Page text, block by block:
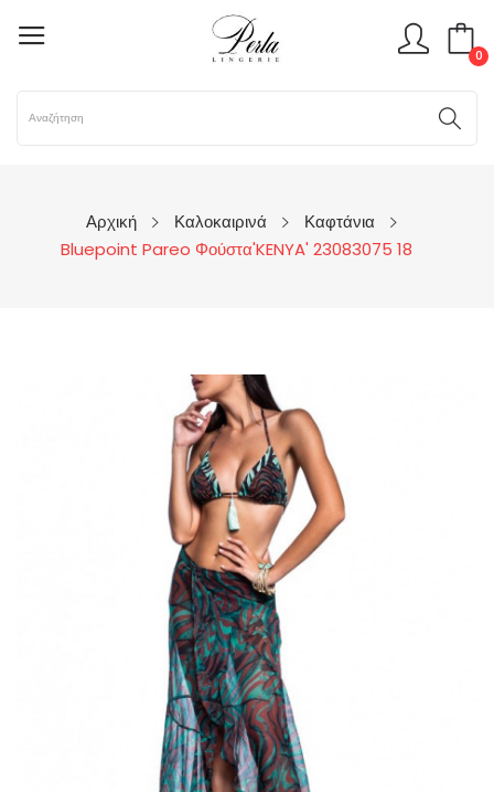
0
Αρχική Καλοκαιρινά
Καφτάνια
Bluepoint Pareo Φούστα'KENYA' 23083075 18